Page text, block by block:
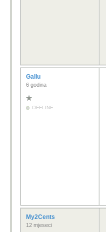
Gallu
6 godina
OFFLINE
My2Cents
12 mjeseci